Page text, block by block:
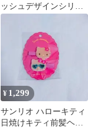
ッシュデザインシリー
ズ こぎみゅん 前髪クリ
¥ 1,299
サンリオ ハローキティ
日焼けキティ前髪ヘア